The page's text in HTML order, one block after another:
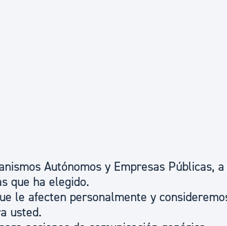
Autónomos y Empresas Públicas,
que ha elegido.
le afecten personalmente y
usted.